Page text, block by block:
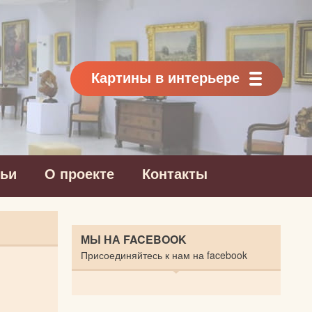
Картины в интерьере
О проекте Контакты
МЫ НА FACEBOOK
Присоединяйтесь к нам на facebook